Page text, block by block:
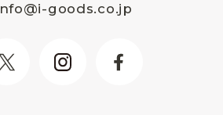
goods.co.jp